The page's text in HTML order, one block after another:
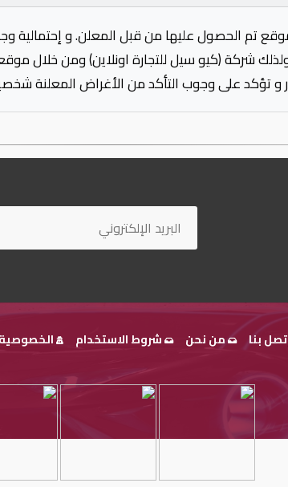
تم الحصول عليها من قبل المعلن. و إحتمالية
شركة (كيو سيل للتجارة اونلاين) ومن خلال
و تؤكد على وجوب التأكد من الأغراض المعلنة
بنا من نحن شروط الاستخدام الخصوصية